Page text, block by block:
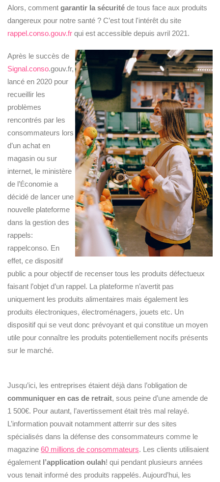
Alors, comment garantir la sécurité de tous face aux produits
dangereux pour notre santé ? C’est tout l'intérêt du site
rappel.conso.gouv.fr qui est accessible depuis avril 2021.
Après le succès de
Signal.conso.gouv.fr,
lancé en 2020 pour
recueillir les
problèmes
rencontrés par les
consommateurs lors
d’un achat en
magasin ou sur
internet, le ministère
de l’Économie a
décidé de lancer une
nouvelle plateforme
dans la gestion des
rappels:
rappelconso. En
effet, ce dispositif
public a pour objectif de recenser tous les produits défectueux
faisant l’objet d’un rappel. La plateforme n’avertit pas
uniquement les produits alimentaires mais également les
produits électroniques, électroménagers, jouets etc. Un
dispositif qui se veut donc prévoyant et qui constitue un moyen
utile pour connaître les produits potentiellement nocifs présents
sur le marché.
Jusqu’ici, les entreprises étaient déjà dans l’obligation de
communiquer en cas de retrait, sous peine d’une amende de
1 500€. Pour autant, l’avertissement était très mal relayé.
L’information pouvait notamment atterrir sur des sites
spécialisés dans la défense des consommateurs comme le
magazine 60 millions de consommateurs. Les clients utilisaient
également l’application oulah! qui pendant plusieurs années
vous tenait informé des produits rappelés. Aujourd’hui, les